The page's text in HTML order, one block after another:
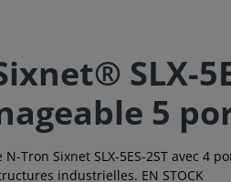
SLX-
5
Tron Sixnet SLX-5ES-2ST avec 4
industrielles. EN STOCK